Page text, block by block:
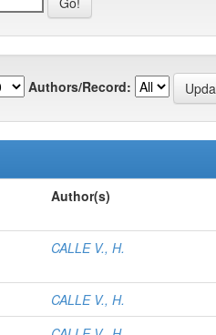
Authors/Record:
Author(s)
CALLE V., H.
CALLE V., H.